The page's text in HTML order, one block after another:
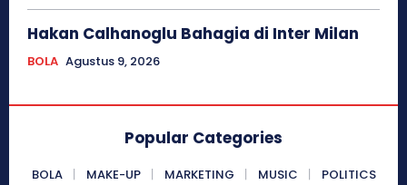
Hakan Calhanoglu Bahagia di Inter Milan
BOLA Agustus 9, 2026
Popular Categories
BOLA MAKE-UP MARKETING MUSIC
POLITICS